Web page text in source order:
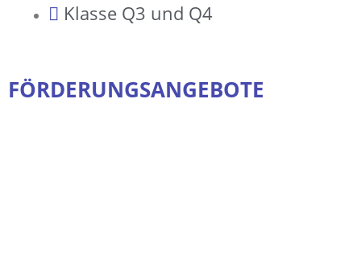
Klasse Q3 und Q4
FÖRDERUNGSANGEBOTE